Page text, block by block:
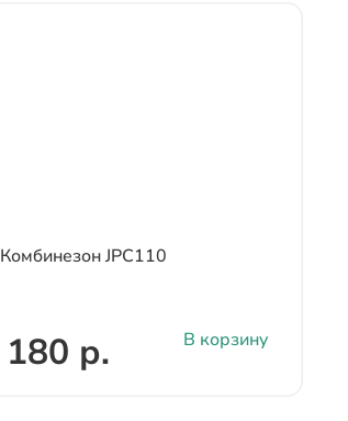
Комбинезон JPC110
180 р. В корзину